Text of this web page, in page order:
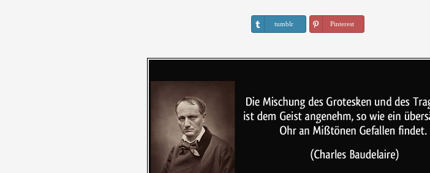
tumblr Pinterest